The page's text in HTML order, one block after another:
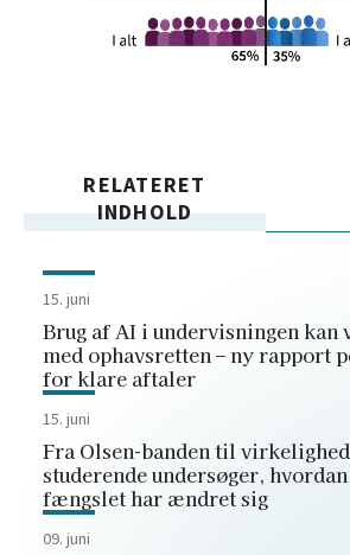
RELATERET
INDHOLD
15. juni
Brug af AI i undervisningen
med ophavsretten – ny rapport
for klare aftaler
15. juni
Fra Olsen-banden til
studerende undersøger,
fængslet har ændret sig
09. juni